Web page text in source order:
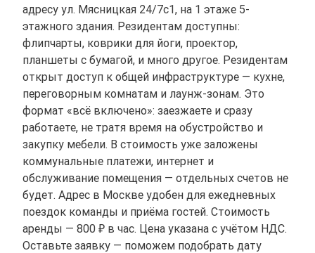
адресу ул. Мясницкая 24/7с1, на 1 этаже 5-
этажного здания. Резидентам доступны:
флипчарты, коврики для йоги, проектор,
планшеты с бумагой, и много другое. Резидентам
открыт доступ к общей инфраструктуре — кухне,
переговорным комнатам и лаунж-зонам. Это
формат «всё включено»: заезжаете и сразу
работаете, не тратя время на обустройство и
закупку мебели. В стоимость уже заложены
коммунальные платежи, интернет и
обслуживание помещения — отдельных счетов не
будет. Адрес в Москве удобен для ежедневных
поездок команды и приёма гостей. Стоимость
аренды — 800 ₽ в час. Цена указана с учётом НДС.
Оставьте заявку — поможем подобрать дату